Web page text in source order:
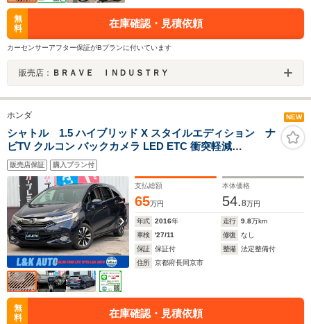
無
料
在庫確認・見積依頼
カーセンサーアフター保証がBプランに付いています
販売店： ＢＲＡＶＥ ＩＮＤＵＳＴＲＹ
ホンダ NEW
シャトル 1.5 ハイブリッド X スタイルエディション ナ
ビTV クルコン バックカメラ LED ETC 衝突軽減
BLUETOOTH ハーフレザー フルフラット 純正15AW ア
ルミペダル ステアリングリモコン パドルシフト フォグラ
イト オートライト ウィンカーミラー 横滑り防止 盗難防
販売店保証 購入プラン付
支払総額
65万円
本体価格
54.8万円
年式 2016年 走行 9.8万km
車検
'27/11 修復
なし
保証
保証付 整備
法定整備付
住所
京都府長岡京市
無
料
在庫確認・見積依頼